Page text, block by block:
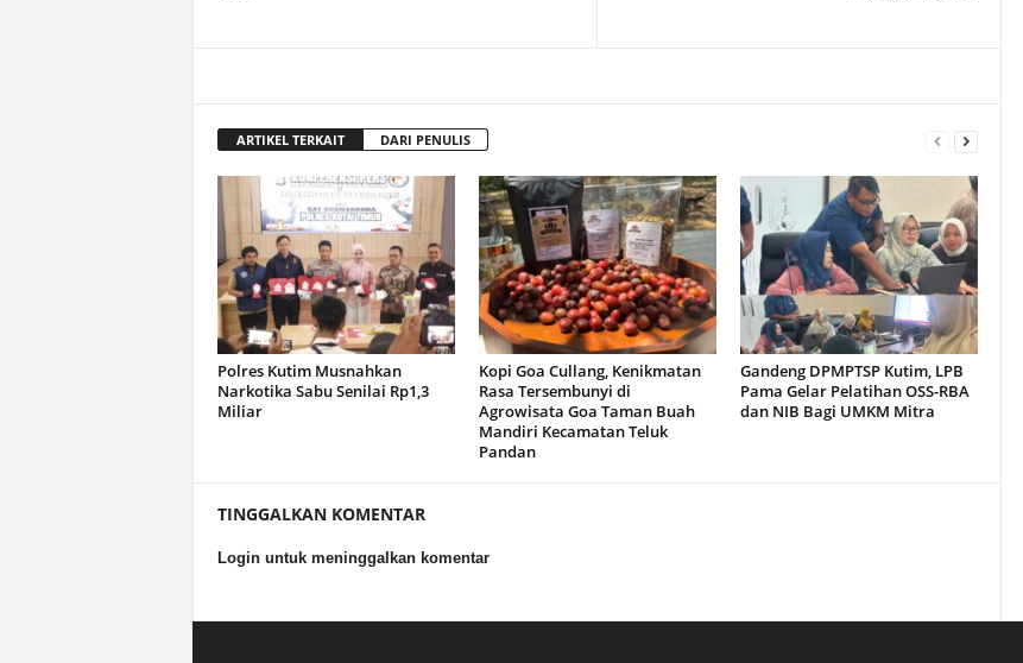
ARTIKEL TERKAIT DARI PENULIS
Polres Kutim Musnahkan
Narkotika Sabu Senilai Rp1,3
Miliar
Kopi Goa Cullang, Kenikmatan
Rasa Tersembunyi di
Agrowisata Goa Taman Buah
Mandiri Kecamatan Teluk
Pandan
Gandeng DPMPTSP Kutim, LPB
Pama Gelar Pelatihan OSS-RBA
dan NIB Bagi UMKM Mitra
TINGGALKAN KOMENTAR
Login untuk meninggalkan komentar